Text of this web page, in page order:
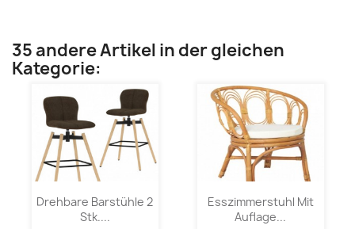
35 andere Artikel in der gleichen
Kategorie:
Drehbare Barstühle 2
Stk....
Esszimmerstuhl Mit
Auflage...